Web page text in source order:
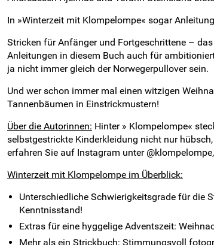
In »Winterzeit mit Klompelompe« sogar
Stricken für Anfänger und Fortgeschrittene –
Anleitungen in diesem Buch auch für
ja nicht immer gleich der Norwegerpullover sein.
Und wer schon immer mal einen witzigen
Tannenbäumen in Einstrickmustern!
Über die Autorinnen: Hinter » Klompelompe«
selbstgestrickte Kinderkleidung nicht nur
erfahren Sie auf Instagram unter
Winterzeit mit Klompelompe im Überblick:
Unterschiedliche Schwierigkeitsgrade für die
Kenntnisstand!
Extras für eine hyggelige Adventszeit:
Mehr als ein Strickbuch: Stimmungsvoll